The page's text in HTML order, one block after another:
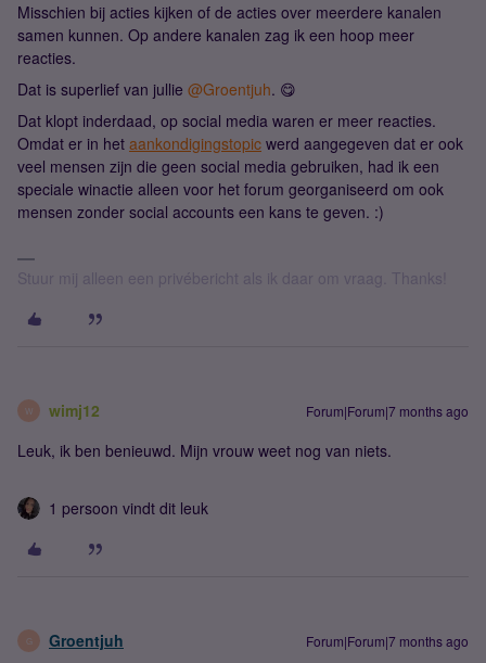
Misschien bij acties kijken of de acties over meerdere kanalen
samen kunnen. Op andere kanalen zag ik een hoop meer
reacties.
Dat is superlief van jullie ​ @Groentjuh. 😋
Dat klopt inderdaad, op social media waren er meer reacties.
Omdat er in het aankondigingstopic werd aangegeven dat er ook
veel mensen zijn die geen social media gebruiken, had ik een
speciale winactie alleen voor het forum georganiseerd om ook
mensen zonder social accounts een kans te geven. :)
Stuur mij alleen een privébericht als ik daar om vraag. Thanks!
W wimj12 Forum|Forum|7 months ago
Leuk, ik ben benieuwd. Mijn vrouw weet nog van niets.
1 persoon vindt dit leuk
G Groentjuh Forum|Forum|7 months ago